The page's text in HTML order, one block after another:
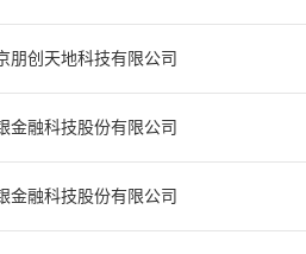
朋创天地科技有限公司
金融科技股份有限公司
金融科技股份有限公司